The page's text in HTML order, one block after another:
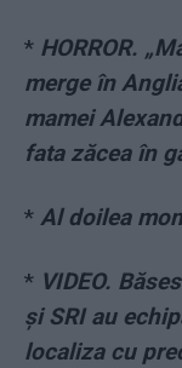
* HORROR.
merge în
mamei
fata zăcea în
* Al doilea
* VIDEO.
și SRI au
localiza cu